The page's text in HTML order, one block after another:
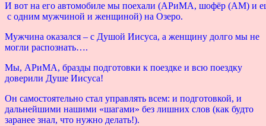
И вот на его автомобиле мы поехали (АРиМА, шофёр (АМ) и
с одним мужчиной и женщиной) на Озеро.
Мужчина оказался – с Душой Иисуса, а женщину долго мы не
могли распознать….
Мы, АРиМА, бразды подготовки к поездке и всю поездку
доверили Душе Иисуса!
Он самостоятельно стал управлять всем: и подготовкой, и
дальнейшими нашими «шагами» без лишних слов (как будто
заранее знал, что нужно делать!).